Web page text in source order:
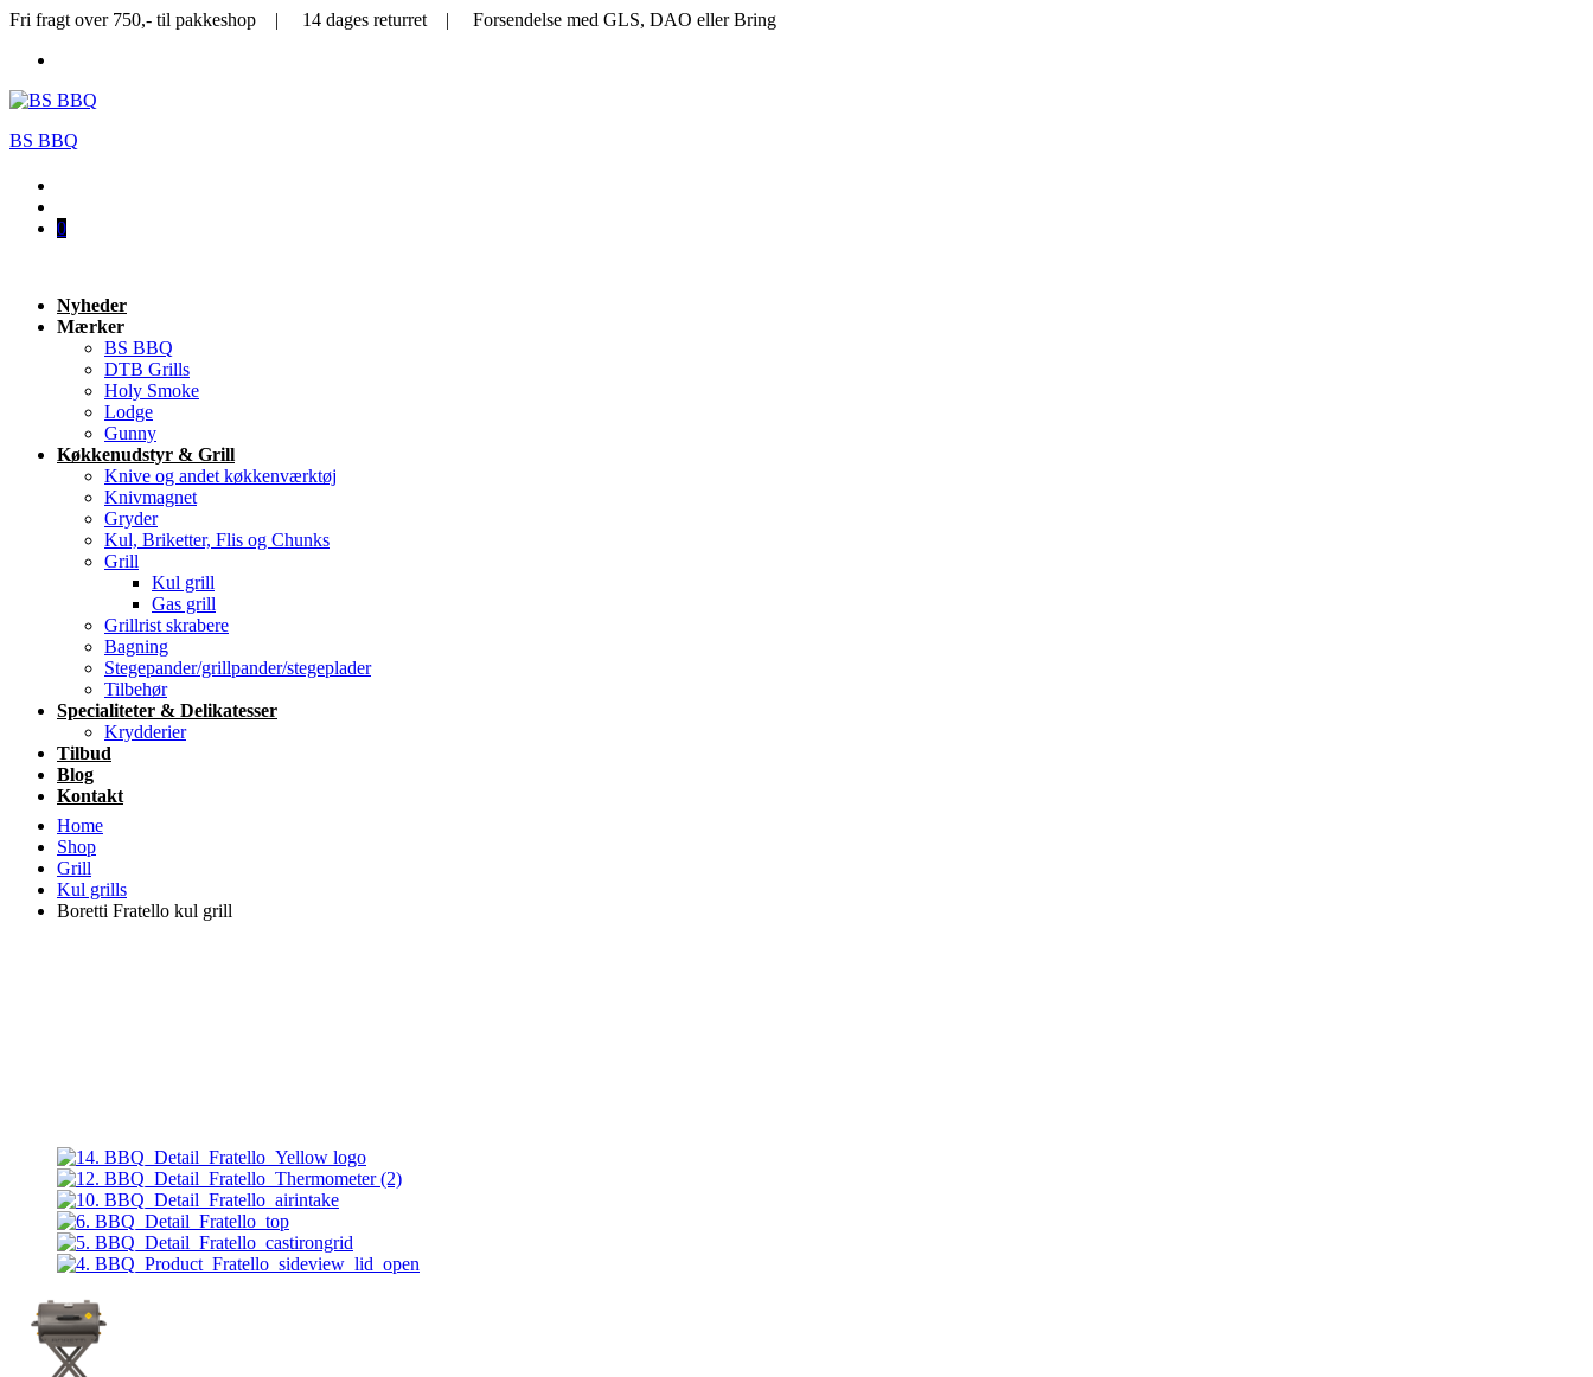
Fri fragt over 750,- til pakkeshop | 14 dages returret | Forsendelse med GLS, DAO eller Bring
BS BBQ
0
Nyheder
Mærker
BS BBQ
DTB Grills
Holy Smoke
Lodge
Gunny
Køkkenudstyr & Grill
Knive og andet køkkenværktøj
Knivmagnet
Gryder
Kul, Briketter, Flis og Chunks
Grill
Kul grill
Gas grill
Grillrist skrabere
Bagning
Stegepander/grillpander/stegeplader
Tilbehør
Specialiteter & Delikatesser
Krydderier
Tilbud
Blog
Kontakt
Home
Shop
Grill
Kul grills
Boretti Fratello kul grill